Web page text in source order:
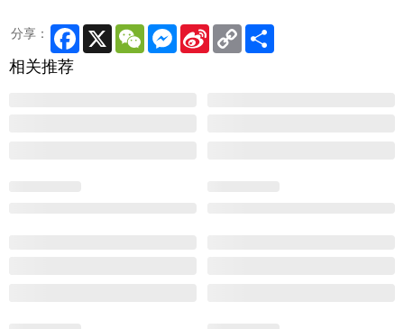
分享： Facebook
X WeChatMessenger
Sina
Weibo
Copy
Link
相关推荐